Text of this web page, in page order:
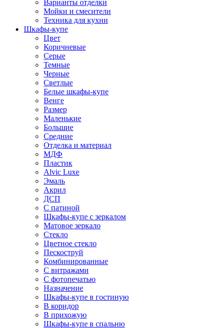
Варианты отделки
Мойки и смесители
Техника для кухни
Шкафы-купе
Цвет
Коричневые
Серые
Темные
Черные
Светлые
Белые шкафы-купе
Венге
Размер
Маленькие
Большие
Средние
Отделка и материал
МДФ
Пластик
Alvic Luxe
Эмаль
Акрил
ДСП
С патиной
Шкафы-купе с зеркалом
Матовое зеркало
Стекло
Цветное стекло
Пескоструй
Комбинированные
С витражами
С фотопечатью
Назначение
Шкафы-купе в гостиную
В коридор
В прихожую
Шкафы-купе в спальню